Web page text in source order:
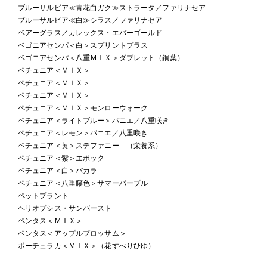
ブルーサルビア≪青花白ガク≫ストラータ／ファリナセア
ブルーサルビア≪白≫シラス／ファリナセア
ベアーグラス／カレックス・エバーゴールド
ベゴニアセンパ＜白＞スプリントプラス
ベゴニアセンパ＜八重ＭＩＸ＞ダブレット（銅葉）
ペチュニア＜ＭＩＸ＞
ペチュニア＜ＭＩＸ＞
ペチュニア＜ＭＩＸ＞
ペチュニア＜ＭＩＸ＞モンローウォーク
ペチュニア＜ライトブルー＞パニエ／八重咲き
ペチュニア＜レモン＞パニエ／八重咲き
ペチュニア＜黄＞ステファニー （栄養系）
ペチュニア＜紫＞エポック
ペチュニア＜白＞バカラ
ペチュニア＜八重藤色＞サマーパープル
ペットプラント
ヘリオプシス・サンバースト
ペンタス＜ＭＩＸ＞
ペンタス＜アップルブロッサム＞
ポーチュラカ＜ＭＩＸ＞（花すべりひゆ）